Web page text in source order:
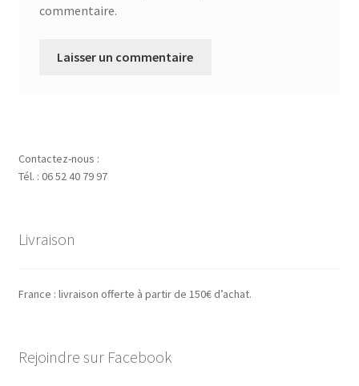
commentaire.
Contactez-nous :
Tél. : 06 52 40 79 97
Livraison
France : livraison offerte à partir de 150€ d’achat.
Rejoindre sur Facebook